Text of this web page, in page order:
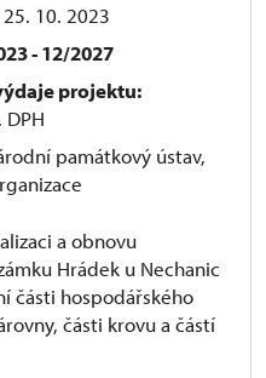
10. 2023
- 12/2027
projektu:
památkový ústav,
a obnovu
Hrádek u Nechanic
části hospodářského
části krovu a částí